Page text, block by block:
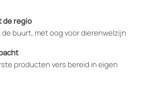
de regio
de buurt, met oog voor dierenwelzijn
producten vers bereid in eigen